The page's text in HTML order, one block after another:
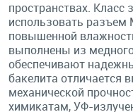
пространствах.
использовать разъем
повышенной
выполнены из
обеспечивают
бакелита отличается
механической
химикатам, УФ-